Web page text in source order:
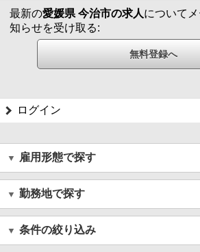
最新の愛媛県 今治市の求人について
知らせを受け取る:
ログイン
雇用形態で探す
勤務地で探す
条件の絞り込み